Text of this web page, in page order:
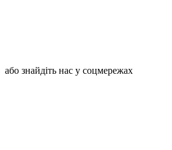
або знайдіть нас у соцмережах